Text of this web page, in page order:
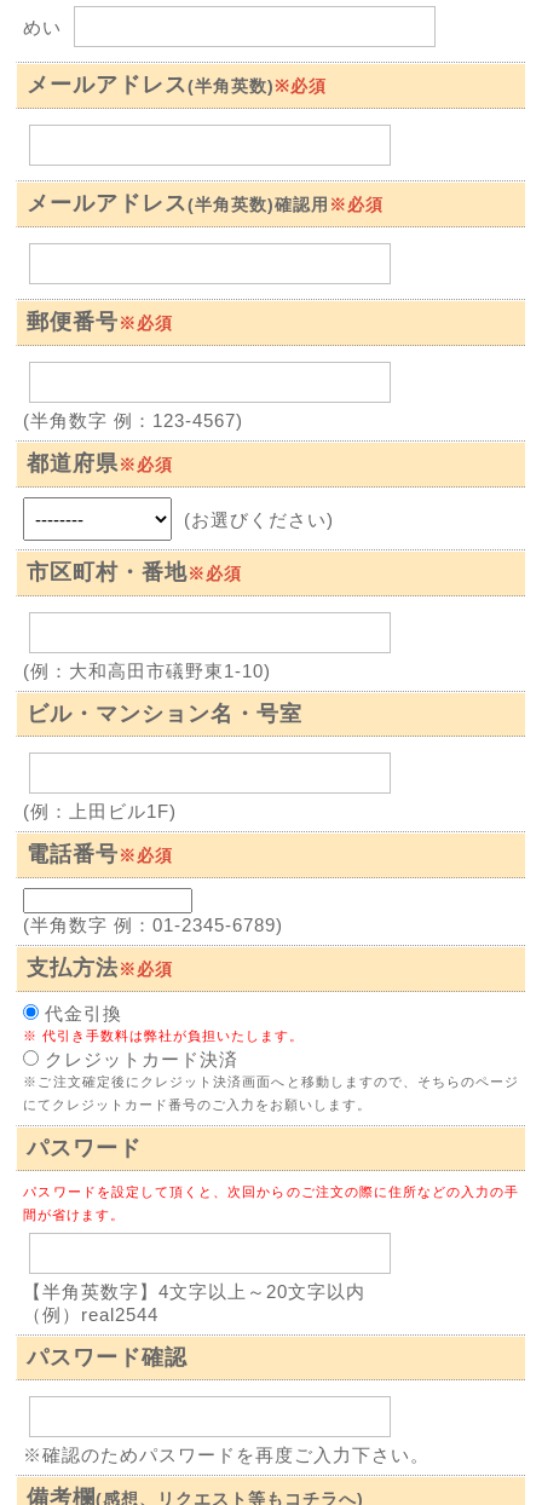
めい
メールアドレス(半角英数)※必須
メールアドレス(半角英数)確認用 ※必須
郵便番号※必須
(半角数字 例：123-4567)
都道府県※必須
(お選びください)
市区町村・番地※必須
(例：大和高田市礒野東1-10)
ビル・マンション名・号室
(例：上田ビル1F)
電話番号※必須
(半角数字 例：01-2345-6789)
支払方法※必須
代金引換
※ 代引き手数料は弊社が負担いたします。
クレジットカード決済
※ご注文確定後にクレジット決済画面へと移動しますので、そちらのページ
にてクレジットカード番号のご入力をお願いします。
パスワード
パスワードを設定して頂くと、次回からのご注文の際に住所などの入力の手
間が省けます。
【半角英数字】4文字以上～20文字以内
（例）real2544
パスワード確認
※確認のためパスワードを再度ご入力下さい。
備考欄(感想、リクエスト等もコチラへ)